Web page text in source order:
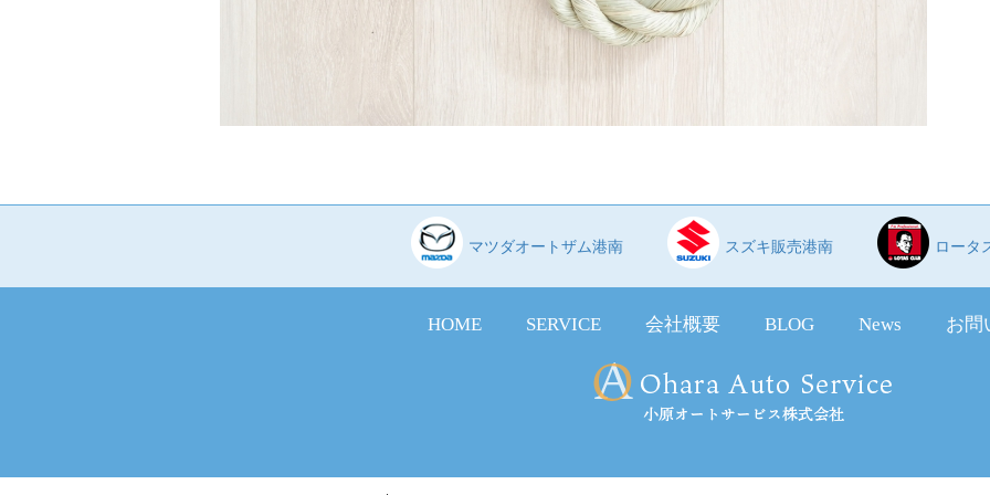
マツダオートザム港南 スズキ販売港南 ロータ
HOME SERVICE 会社概要 BLOG News お問